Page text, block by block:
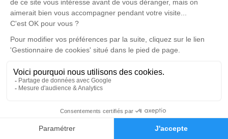
Faire-part Hommages
Cérémonie civile
mardi 04 novembre 2025 à 15h30
Cimetière de Bouzigues
34140 Bouzigues